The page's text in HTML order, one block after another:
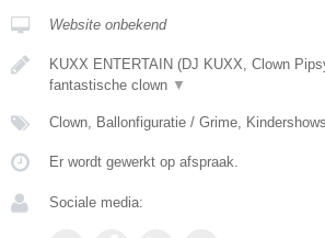
Website onbekend
KUXX ENTERTAIN (DJ KUXX, Clown
fantastische clown ▼
Clown, Ballonfiguratie / Grime,
Er wordt gewerkt op afspraak.
Sociale media: